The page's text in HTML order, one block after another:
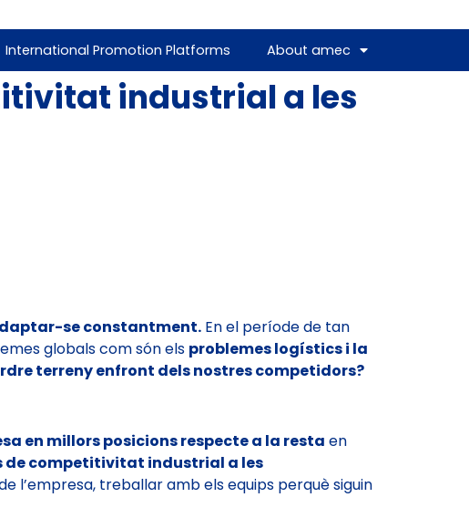
International Promotion Platforms About amec
industrial a les
se constantment. En el període de tan
globals com són els problemes logístics i la
terreny enfront dels nostres competidors?
en millors posicions respecte a la resta en
de competitivitat industrial a les
l’empresa, treballar amb els equips perquè siguin